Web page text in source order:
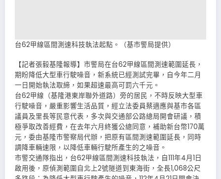
台62甲線區間測速科技執法起點。（基市警局提供）
【記者張毅基隆報導】市警局在台62甲線區間測速範圍延長，
期盼降低大型車行駛噪音，新系統已經測試完畢，自今年二月
一日開始執法取締，如果超速最高可罰六千元。
台62甲線（基隆港東岸聯外道路）旁的居民，不時反映大型車
行駛噪音，嚴重影響生活品質，經立法委員蔡適應與基市各區
議員及里長等民意代表，多次與交通部公路總局開會研議，積
極爭取改善經費，在去年六月終獲公總同意，補助新台幣170萬
元，委由基隆市警察局代辦，把原有區間測速範圍延長，同時
調降車輛速限，以降低車輛行駛所產生的之噪音。
市警交通隊指出，台62甲線區間測速科技執法，自111年4月1日
啟用後，原偵測範圍自北上2號隧道到東海街，全長1,068公尺